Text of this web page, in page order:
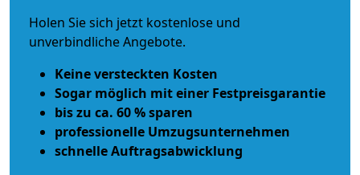
Holen Sie sich jetzt kostenlose und
unverbindliche Angebote.
Keine versteckten Kosten
Sogar möglich mit einer Festpreisgarantie
bis zu ca. 60 % sparen
professionelle Umzugsunternehmen
schnelle Auftragsabwicklung